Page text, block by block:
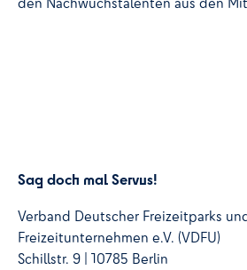
Sag doch mal Servus!
Verband Deutscher Freizeitparks
Freizeitunternehmen e.V. (VDFU)
Schillstr. 9 | 10785 Berlin